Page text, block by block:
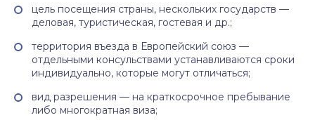
цель посещения страны, нескольких государств —
деловая, туристическая, гостевая и др.;
территория въезда в Европейский союз —
отдельными консульствами устанавливаются сроки
индивидуально, которые могут отличаться;
вид разрешения — на краткосрочное пребывание
либо многократная виза;